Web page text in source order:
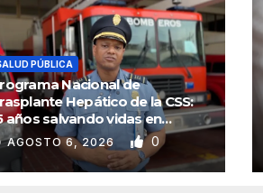
PÚBLICA
Nacional de
Hepático de la CSS:
años salvando vidas en
AGOSTO 6, 2026 0